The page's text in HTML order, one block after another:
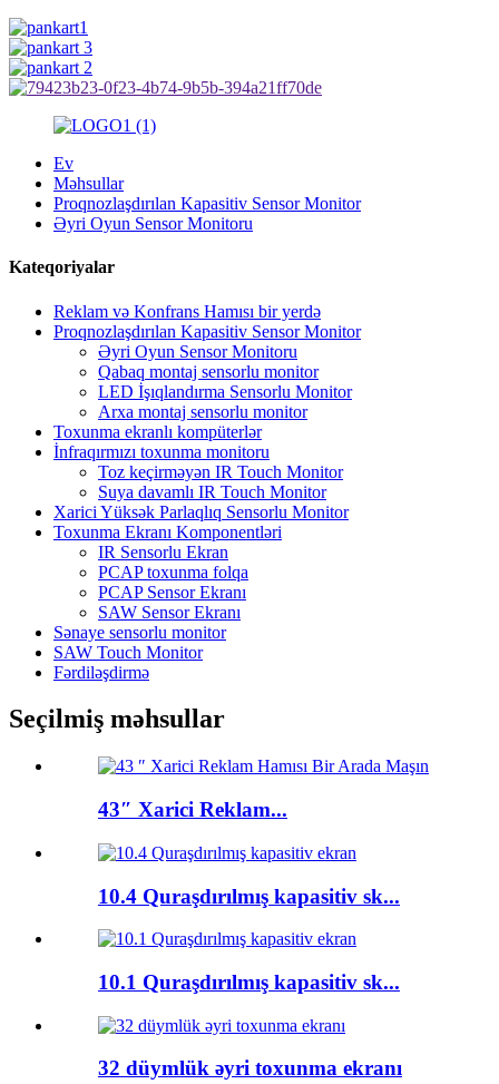
Ev
Məhsullar
Proqnozlaşdırılan Kapasitiv Sensor Monitor
Əyri Oyun Sensor Monitoru
Kateqoriyalar
Reklam və Konfrans Hamısı bir yerdə
Proqnozlaşdırılan Kapasitiv Sensor Monitor
Əyri Oyun Sensor Monitoru
Qabaq montaj sensorlu monitor
LED İşıqlandırma Sensorlu Monitor
Arxa montaj sensorlu monitor
Toxunma ekranlı kompüterlər
İnfraqırmızı toxunma monitoru
Toz keçirməyən IR Touch Monitor
Suya davamlı IR Touch Monitor
Xarici Yüksək Parlaqlıq Sensorlu Monitor
Toxunma Ekranı Komponentləri
IR Sensorlu Ekran
PCAP toxunma folqa
PCAP Sensor Ekranı
SAW Sensor Ekranı
Sənaye sensorlu monitor
SAW Touch Monitor
Fərdiləşdirmə
Seçilmiş məhsullar
43″ Xarici Reklam...
10.4 Quraşdırılmış kapasitiv sk...
10.1 Quraşdırılmış kapasitiv sk...
32 düymlük əyri toxunma ekranı